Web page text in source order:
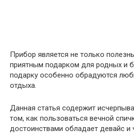
Прибор является не только
приятным подарком для родных и
подарку особенно обрадуются
отдыха.
Данная статья содержит
том, как пользоваться вечной
достоинствами обладает девайс